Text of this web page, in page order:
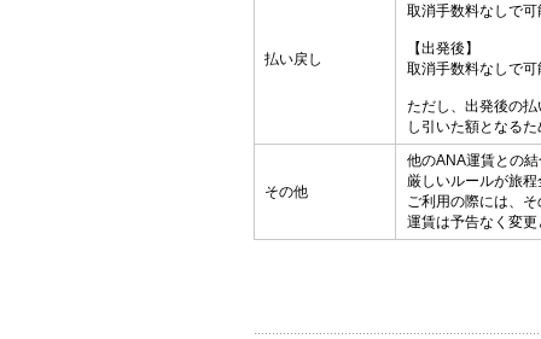
払い戻し
取消手数料なしで可
【出発後】
取消手数料なしで可
ただし、出発後の
し引いた額となる
その他
他のANA運賃との
厳しいルールが旅
ご利用の際には、
運賃は予告なく変